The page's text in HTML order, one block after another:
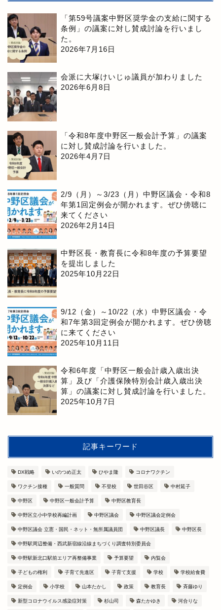
「第59号議案中野区奨学金の支給に関する
条例」の議案に対し賛成討論を行いまし
た。
2026年7月16日
会派に大塚けいじゅ議員が加わりました
2026年6月8日
「令和8年度中野区一般会計予算」の議案
に対し賛成討論を行いました。
2026年4月7日
2/9（月）～3/23（月）中野区議会・令和8
年第1回定例会が開かれます。ぜひ傍聴に
来てください
2026年2月14日
中野区長・教育長に令和8年度の予算要望
を提出しました
2025年10月22日
9/12（金）～10/22（水）中野区議会・令
和7年第3回定例会が開かれます。ぜひ傍聴
に来てください
2025年10月11日
令和6年度「中野区一般会計歳入歳出決
算」及び「介護保険特別会計歳入歳出決
算」の議案に対し賛成討論を行いました。
2025年10月7日
記事キーワード
DX戦略 いのつめ正太 ひやま隆 コロナワクチン
ワクチン接種 一般質問 不登校 世田谷区 中村延子
中野区 中野区一般会計予算 中野区教育長
中野区立小中学校再編計画 中野区議会 中野区議会定例会
中野区議会 立憲・国民・ネット・無所属議員団 中野区議長 中野区長
中野駅周辺整備・西武新宿線沿線まちづくり調査特別委員会
中野駅新北口駅前エリア再整備事業 予算要望 内覧会
子どもの権利 子育て先進区 子育て支援 学校 学校給食費
定例会 小学校 山本たかし 政策 教育長 斉藤ゆり
新型コロナウイルス感染症対策 杉山司 森たかゆき 河合りな